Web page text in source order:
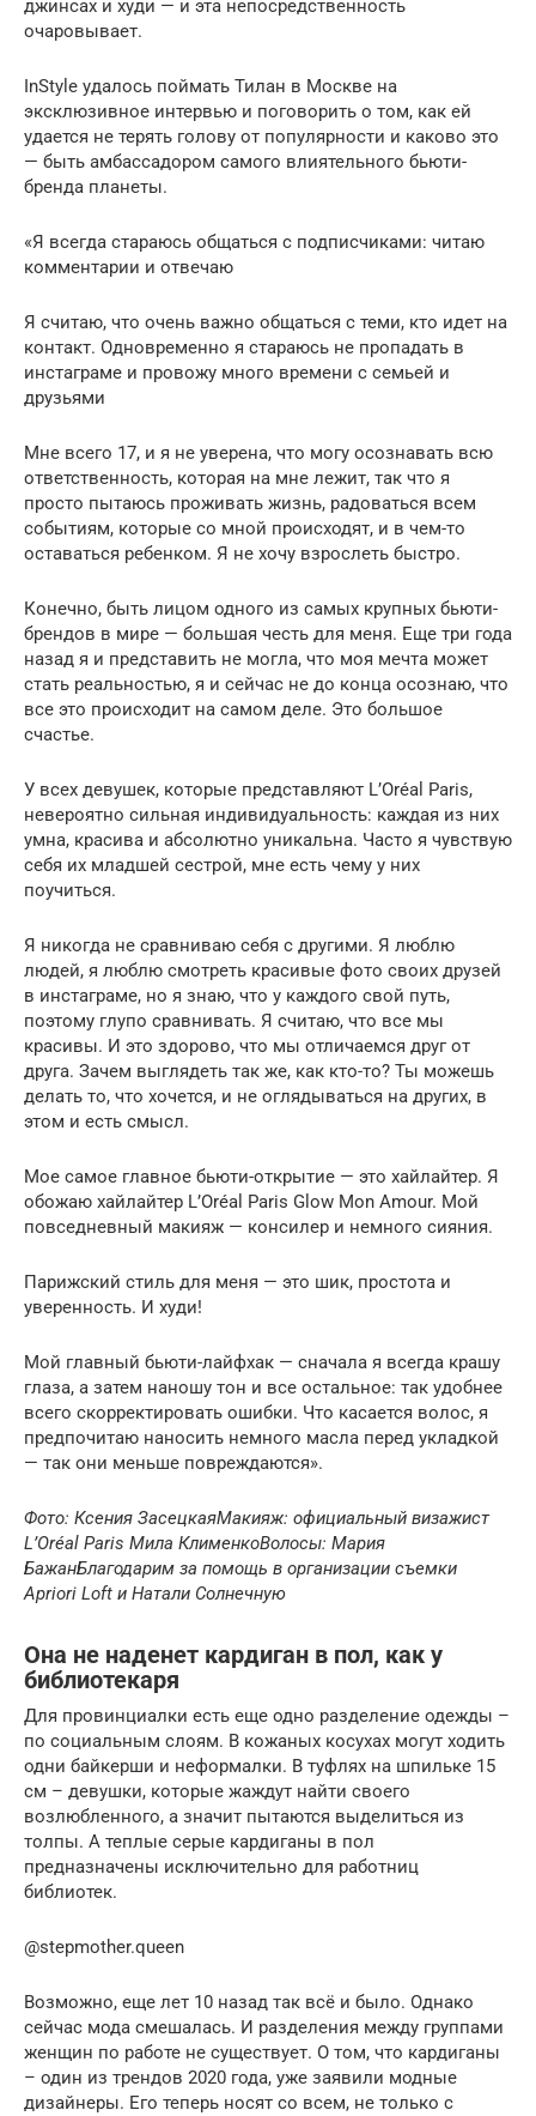
джинсах и худи — и эта непосредственность
очаровывает.
InStyle удалось поймать Тилан в Москве на
эксклюзивное интервью и поговорить о том, как ей
удается не терять голову от популярности и каково это
— быть амбассадором самого влиятельного бьюти-
бренда планеты.
«Я всегда стараюсь общаться с подписчиками: читаю
комментарии и отвечаю
Я считаю, что очень важно общаться с теми, кто идет на
контакт. Одновременно я стараюсь не пропадать в
инстаграме и провожу много времени с семьей и
друзьями
Мне всего 17, и я не уверена, что могу осознавать всю
ответственность, которая на мне лежит, так что я
просто пытаюсь проживать жизнь, радоваться всем
событиям, которые со мной происходят, и в чем-то
оставаться ребенком. Я не хочу взрослеть быстро.
Конечно, быть лицом одного из самых крупных бьюти-
брендов в мире — большая честь для меня. Еще три года
назад я и представить не могла, что моя мечта может
стать реальностью, я и сейчас не до конца осознаю, что
все это происходит на самом деле. Это большое
счастье.
У всех девушек, которые представляют L’Oréal Paris,
невероятно сильная индивидуальность: каждая из них
умна, красива и абсолютно уникальна. Часто я чувствую
себя их младшей сестрой, мне есть чему у них
поучиться.
Я никогда не сравниваю себя с другими. Я люблю
людей, я люблю смотреть красивые фото своих друзей
в инстаграме, но я знаю, что у каждого свой путь,
поэтому глупо сравнивать. Я считаю, что все мы
красивы. И это здорово, что мы отличаемся друг от
друга. Зачем выглядеть так же, как кто-то? Ты можешь
делать то, что хочется, и не оглядываться на других, в
этом и есть смысл.
Мое самое главное бьюти-открытие — это хайлайтер. Я
обожаю хайлайтер L’Oréal Paris Glow Mon Amour. Мой
повседневный макияж — консилер и немного сияния.
Парижский стиль для меня — это шик, простота и
уверенность. И худи!
Мой главный бьюти-лайфхак — сначала я всегда крашу
глаза, а затем наношу тон и все остальное: так удобнее
всего скорректировать ошибки. Что касается волос, я
предпочитаю наносить немного масла перед укладкой
— так они меньше повреждаются».
Фото: Ксения ЗасецкаяМакияж: официальный визажист
L’Oréal Paris Мила КлименкоВолосы: Мария
БажанБлагодарим за помощь в организации съемки
Apriori Loft и Натали Солнечную
Она не наденет кардиган в пол, как у
библиотекаря
Для провинциалки есть еще одно разделение одежды –
по социальным слоям. В кожаных косухах могут ходить
одни байкерши и неформалки. В туфлях на шпильке 15
см – девушки, которые жаждут найти своего
возлюбленного, а значит пытаются выделиться из
толпы. А теплые серые кардиганы в пол
предназначены исключительно для работниц
библиотек.
@stepmother.queen
Возможно, еще лет 10 назад так всё и было. Однако
сейчас мода смешалась. И разделения между группами
женщин по работе не существует. О том, что кардиганы
– один из трендов 2020 года, уже заявили модные
дизайнеры. Его теперь носят со всем, не только с